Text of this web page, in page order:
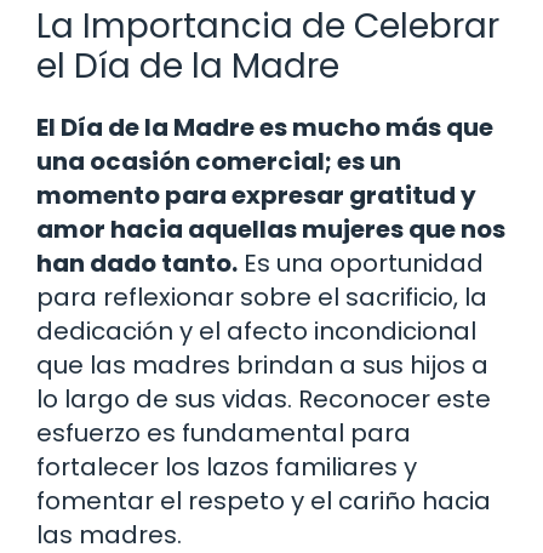
La Importancia de Celebrar
el Día de la Madre
El Día de la Madre es mucho más que
una ocasión comercial; es un
momento para expresar gratitud y
amor hacia aquellas mujeres que nos
han dado tanto. Es una oportunidad
para reflexionar sobre el sacrificio, la
dedicación y el afecto incondicional
que las madres brindan a sus hijos a
lo largo de sus vidas. Reconocer este
esfuerzo es fundamental para
fortalecer los lazos familiares y
fomentar el respeto y el cariño hacia
las madres.